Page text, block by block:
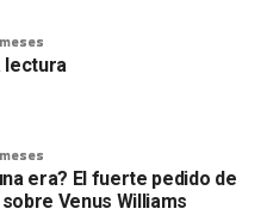
lectura
era? El fuerte pedido de
Venus Williams